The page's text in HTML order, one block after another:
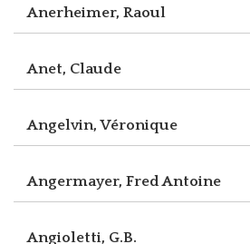
Anerheimer, Raoul
Anet, Claude
Angelvin, Véronique
Angermayer, Fred Antoine
Angioletti, G.B.